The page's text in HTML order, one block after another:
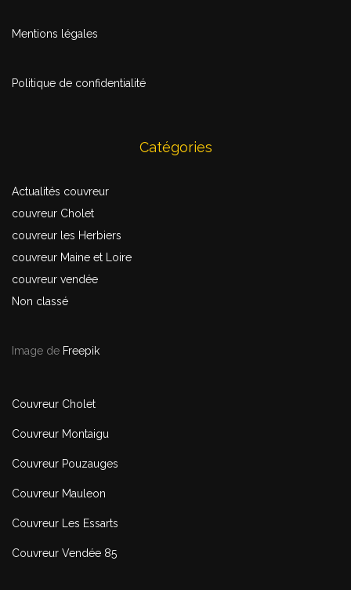
Mentions légales
Politique de confidentialité
Catégories
Actualités couvreur
couvreur Cholet
couvreur les Herbiers
couvreur Maine et Loire
couvreur vendée
Non classé
Image de Freepik
Couvreur Cholet
Couvreur Montaigu
Couvreur Pouzauges
Couvreur Mauleon
Couvreur Les Essarts
Couvreur Vendée 85